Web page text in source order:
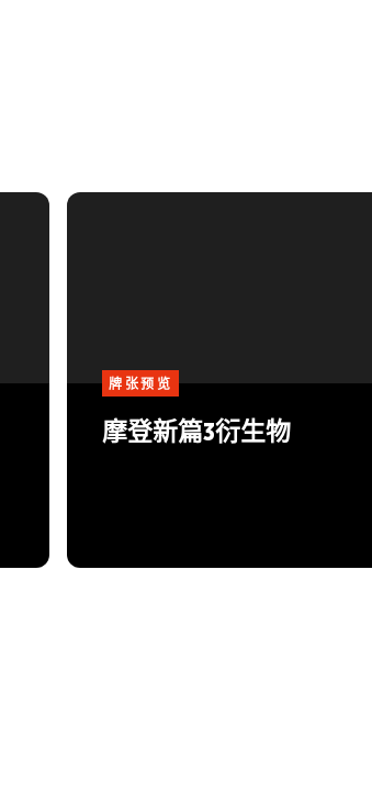
牌张预览
摩登新篇3衍生物